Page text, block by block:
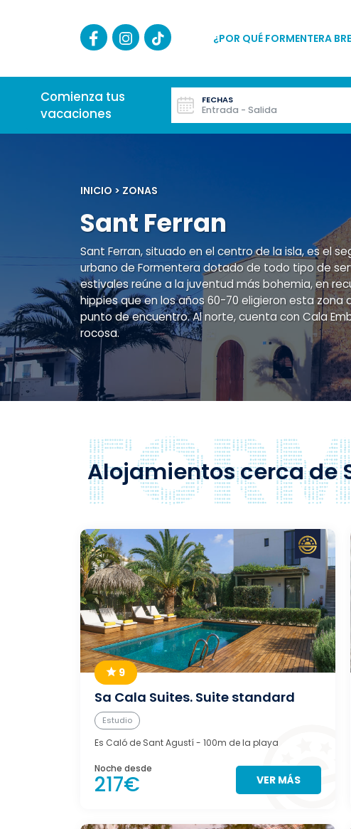
¿POR QUÉ FORMENTERA
Comienza tus
vacaciones
FECHAS
Entrada - Salida
INICIO> ZONAS
Sant Ferran
Sant Ferran, situado en el centro de la isla, es el
urbano de Formentera dotado de todo tipo de
estivales reúne a la juventud más bohemia, en
hippies que en los años 60-70 eligieron esta zona
punto de encuentro. Al norte, cuenta con Cala
rocosa.
Alojamientos cerca de
9
Sa Cala Suites. Suite standard
Estudio
Es Caló de Sant Agustí- 100m de la playa
Noche desde
217€ VER MÁS